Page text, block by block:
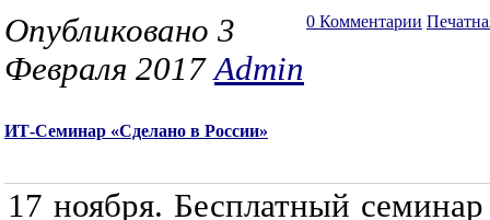
0 Комментарии
Опубликовано 3
Февраля 2017Admin
ИТ-Семинар «Сделано в России»
17 ноября. Бесплатный